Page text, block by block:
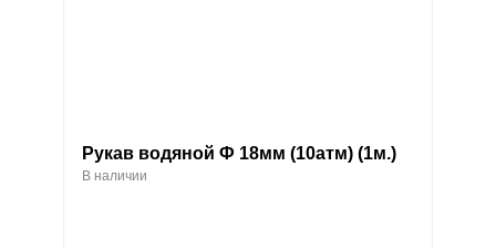
Рукав водяной Ф 18мм (10атм) (1м.)
В наличии